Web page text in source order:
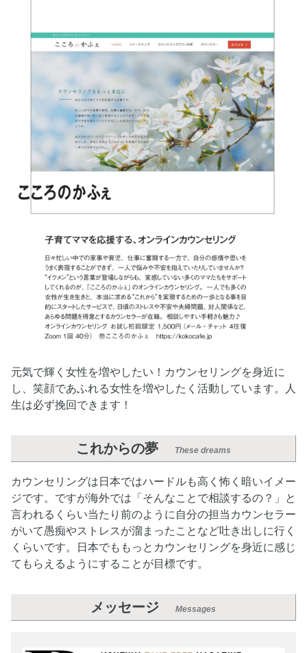
元気で輝く女性を増やしたい！カウンセリングを身近に
し、笑顔であふれる女性を増やしたく活動しています。人
生は必ず挽回できます！
これからの夢 These dreams
カウンセリングは日本ではハードルも高く怖く暗いイメー
ジです。ですが海外では「そんなことで相談するの？」と
言われるくらい当たり前のように自分の担当カウンセラー
がいて愚痴やストレスが溜まったことなど吐き出しに行く
くらいです。日本でももっとカウンセリングを身近に感じ
てもらえるようにすることが目標です。
メッセージ Messages